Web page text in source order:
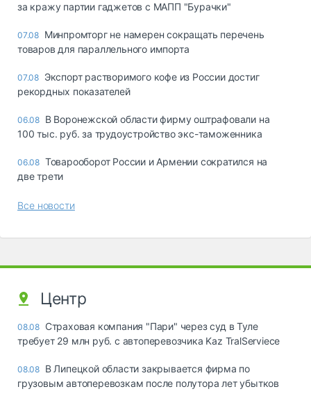
за кражу партии гаджетов с МАПП "Бурачки"
07.08 Минпромторг не намерен сокращать перечень
товаров для параллельного импорта
07.08 Экспорт растворимого кофе из России достиг
рекордных показателей
06.08 В Воронежской области фирму оштрафовали на
100 тыс. руб. за трудоустройство экс-таможенника
06.08 Товарооборот России и Армении сократился на
две трети
Все новости
Центр
08.08 Страховая компания "Пари" через суд в Туле
требует 29 млн руб. с автоперевозчика Kaz TralServiece
08.08 В Липецкой области закрывается фирма по
грузовым автоперевозкам после полутора лет убытков